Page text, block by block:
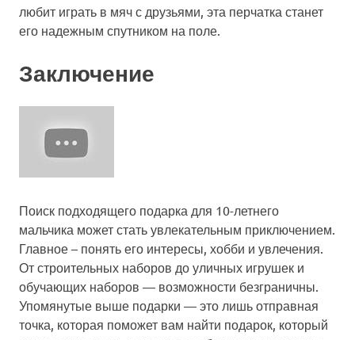
любит играть в мяч с друзьями, эта перчатка станет
его надежным спутником на поле.
Заключение
Поиск подходящего подарка для 10-летнего
мальчика может стать увлекательным приключением.
Главное – понять его интересы, хобби и увлечения.
От строительных наборов до уличных игрушек и
обучающих наборов — возможности безграничны.
Упомянутые выше подарки — это лишь отправная
точка, которая поможет вам найти подарок, который